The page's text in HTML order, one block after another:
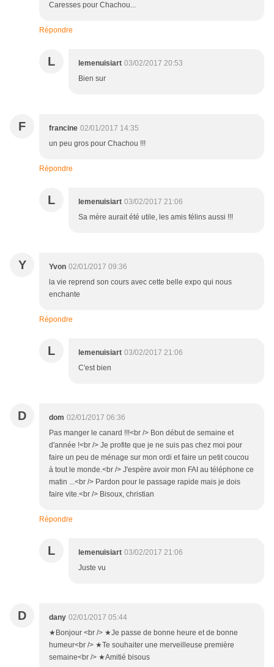
Caresses pour Chachou...
Répondre
L lemenuisiart 03/02/2017 20:53
Bien sur
F francine 02/01/2017 14:35
un peu gros pour Chachou !!!
Répondre
L lemenuisiart 03/02/2017 21:06
Sa mère aurait été utile, les amis félins aussi !!!
Y Yvon 02/01/2017 09:36
la vie reprend son cours avec cette belle expo qui nous
enchante
Répondre
L lemenuisiart 03/02/2017 21:06
C'est bien
D dom 02/01/2017 06:36
Pas manger le canard !!!<br /> Bon début de semaine et
d'année !<br /> Je profite que je ne suis pas chez moi pour
faire un peu de ménage sur mon ordi et faire un petit coucou
à tout le monde.<br /> J'espère avoir mon FAI au téléphone ce
matin ...<br /> Pardon pour le passage rapide mais je dois
faire vite.<br /> Bisoux, christian
Répondre
L lemenuisiart 03/02/2017 21:06
Juste vu
D dany 02/01/2017 05:44
★Bonjour <br /> ★Je passe de bonne heure et de bonne
humeur<br /> ★Te souhaiter une merveilleuse première
semaine<br /> ★Amitié bisous